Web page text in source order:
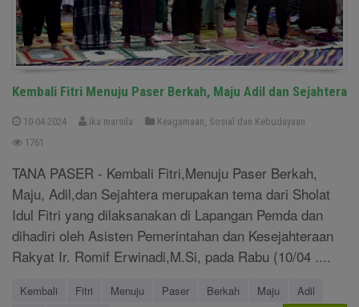
Kembali Fitri Menuju Paser Berkah, Maju Adil dan Sejahtera
10-04-2024 Ika marsila
Keagamaan, Sosial dan Kebudayaan
1761
TANA PASER - Kembali Fitri,Menuju Paser Berkah,
Maju, Adil,dan Sejahtera merupakan tema dari Sholat
Idul Fitri yang dilaksanakan di Lapangan Pemda dan
dihadiri oleh Asisten Pemerintahan dan Kesejahteraan
Rakyat Ir. Romif Erwinadi,M.Si, pada Rabu (10/04 ....
Kembali Fitri Menuju Paser Berkah Maju Adil